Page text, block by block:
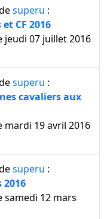
superu :
CF 2016
jeudi 07 juillet 2016
superu :
cavaliers aux
mardi 19 avril 2016
superu :
2016
samedi 12 mars